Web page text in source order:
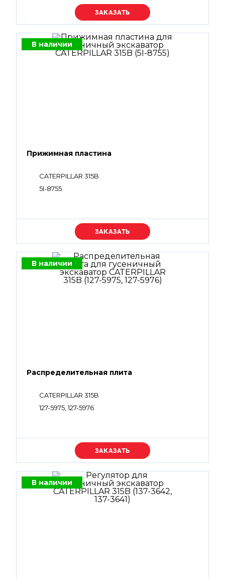
Уточняйте цену
В наличии
Прижимная пластина
CATERPILLAR 315B
5I-8755
Уточняйте цену
В наличии
Распределительная плита
CATERPILLAR 315B
127-5975, 127-5976
Уточняйте цену
В наличии